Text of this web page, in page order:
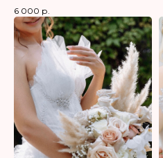
6 000 р.